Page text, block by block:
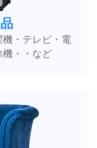
・テレビ・電
・・など